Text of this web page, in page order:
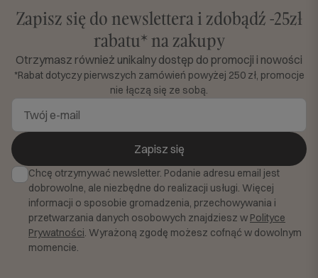
Zapisz się do newslettera i zdobądź -25zł
rabatu* na zakupy
Otrzymasz również unikalny dostęp do promocji i nowości
*Rabat dotyczy pierwszych zamówień powyżej 250 zł, promocje
nie łączą się ze sobą.
Zapisz się
Chcę otrzymywać newsletter. Podanie adresu email jest
dobrowolne, ale niezbędne do realizacji usługi. Więcej
informacji o sposobie gromadzenia, przechowywania i
przetwarzania danych osobowych znajdziesz w Polityce
Prywatności. Wyrażoną zgodę możesz cofnąć w dowolnym
momencie.